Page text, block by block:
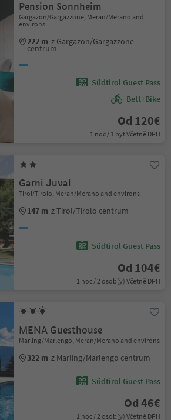
Pension Sonnheim
Gargazon/Gargazzone, Meran/Merano and
environs
222 m z Gargazon/Gargazzone
centrum
Südtirol Guest Pass
Bett+Bike
Od 120€
1 noc / 1 byt Včetně DPH
Garni Juval
Tirol/Tirolo, Meran/Merano and environs
147 m z Tirol/Tirolo centrum
Südtirol Guest Pass
Od 104€
1 noc / 2 osob(y) Včetně DPH
MENA Guesthouse
Marling/Marlengo, Meran/Merano and environs
322 m z Marling/Marlengo centrum
Südtirol Guest Pass
Od 46€
1 noc / 2 osob(y) Včetně DPH